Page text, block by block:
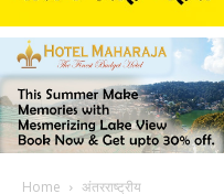
Home अंतरराष्ट्रीय